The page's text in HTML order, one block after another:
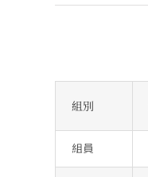
組別
組員